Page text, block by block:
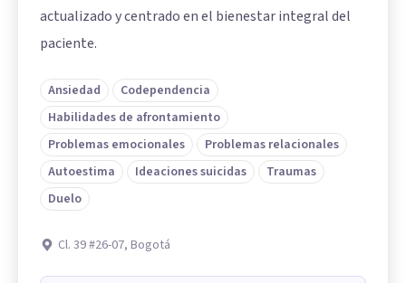
actualizado y centrado en el bienestar integral del
paciente.
Ansiedad
Codependencia
Habilidades de afrontamiento
Problemas emocionales
Problemas relacionales
Autoestima
Ideaciones suicidas
Traumas
Duelo
Cl. 39 #26-07, Bogotá